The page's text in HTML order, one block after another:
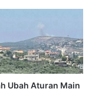
Ubah Aturan Main